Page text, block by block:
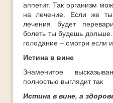
аппетит. Так организм
на лечение. Если же
лечения будет
болеть ты будешь
голодание – смотри если
Истина в вине
Знаменитое
полностью выглядит так
Истина в вине, а